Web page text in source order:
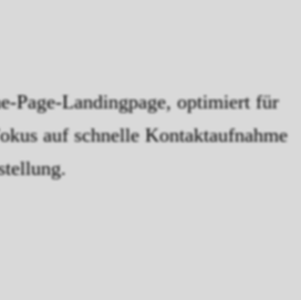
Page-Landingpage, optimiert für
auf schnelle Kontaktaufnahme